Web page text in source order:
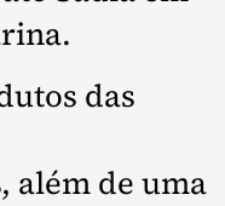
das
além de uma